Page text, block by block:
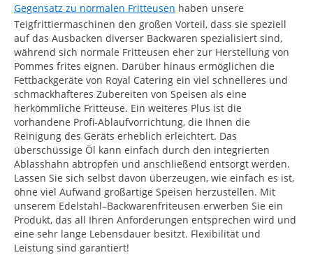
Gegensatz zu normalen Fritteusen haben unsere
Teigfrittiermaschinen den großen Vorteil, dass sie speziell
auf das Ausbacken diverser Backwaren spezialisiert sind,
während sich normale Fritteusen eher zur Herstellung von
Pommes frites eignen. Darüber hinaus ermöglichen die
Fettbackgeräte von Royal Catering ein viel schnelleres und
schmackhafteres Zubereiten von Speisen als eine
herkömmliche Fritteuse. Ein weiteres Plus ist die
vorhandene Profi-Ablaufvorrichtung, die Ihnen die
Reinigung des Geräts erheblich erleichtert. Das
überschüssige Öl kann einfach durch den integrierten
Ablasshahn abtropfen und anschließend entsorgt werden.
Lassen Sie sich selbst davon überzeugen, wie einfach es ist,
ohne viel Aufwand großartige Speisen herzustellen. Mit
unserem Edelstahl–Backwarenfriteusen erwerben Sie ein
Produkt, das all Ihren Anforderungen entsprechen wird und
eine sehr lange Lebensdauer besitzt. Flexibilität und
Leistung sind garantiert!